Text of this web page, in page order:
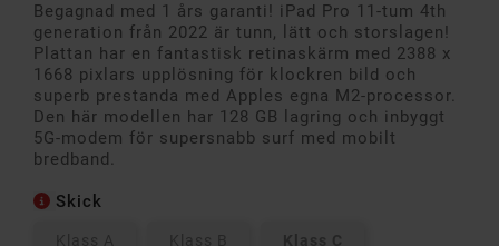
Begagnad med 1 års garanti! iPad Pro 11-tum 4th
generation från 2022 är tunn, lätt och storslagen!
Plattan har en fantastisk retinaskärm med 2388 x
1668 pixlars upplösning för klockren bild och
superb prestanda med Apples egna M2-processor.
Den här modellen har 128 GB lagring och inbyggt
5G-modem för supersnabb surf med mobilt
bredband.
Skick
Klass A Klass B Klass C